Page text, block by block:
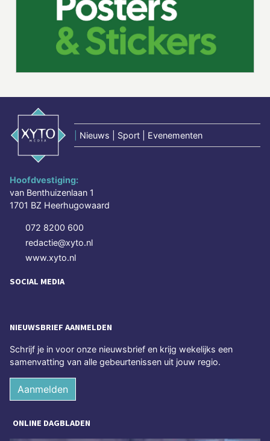
Nieuws | Sport | Evenementen
Hoofdvestiging:
van Benthuizenlaan 1
1701 BZ Heerhugowaard
072 8200 600
redactie@xyto.nl
www.xyto.nl
SOCIAL MEDIA
NIEUWSBRIEF AANMELDEN
Schrijf je in voor onze nieuwsbrief en krijg wekelijks een
samenvatting van alle gebeurtenissen uit jouw regio.
Aanmelden
ONLINE DAGBLADEN